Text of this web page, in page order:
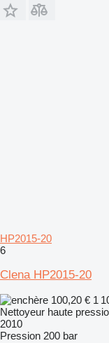
HP2015-20
6
Clena HP2015-20
100,20 € 1
Nettoyeur haute
2010
Pression 200 bar